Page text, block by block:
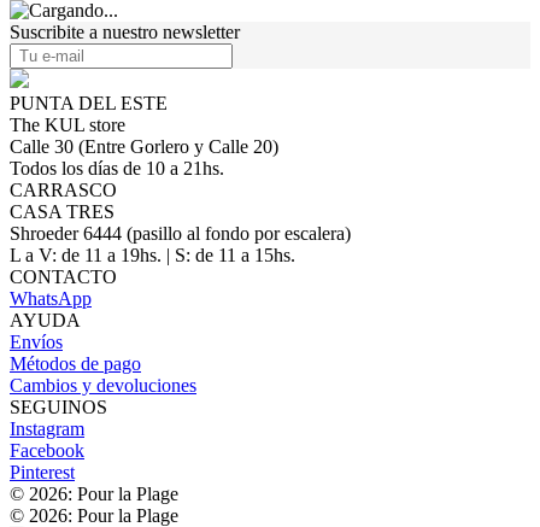
Suscribite a nuestro newsletter
PUNTA DEL ESTE
The KUL store
Calle 30 (Entre Gorlero y Calle 20)
Todos los días de 10 a 21hs.
CARRASCO
CASA TRES
Shroeder 6444 (pasillo al fondo por escalera)
L a V: de 11 a 19hs. | S: de 11 a 15hs.
CONTACTO
WhatsApp
AYUDA
Envíos
Métodos de pago
Cambios y devoluciones
SEGUINOS
Instagram
Facebook
Pinterest
© 2026: Pour la Plage
© 2026: Pour la Plage